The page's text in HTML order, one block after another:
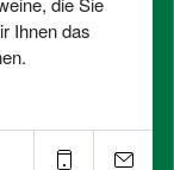
Ihnen das